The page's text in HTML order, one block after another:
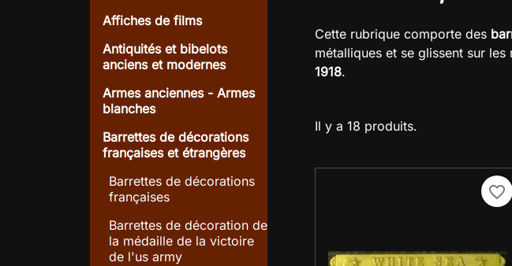
Affiches de films
Antiquités et bibelots
anciens et modernes
Armes anciennes - Armes
blanches
Barrettes de décorations
françaises et étrangères
Barrettes de décorations
françaises
Barrettes de décoration de
la médaille de la victoire
de l'us army
Cette rubrique comporte des
métalliques et se glissent sur les
1918.
Il y a 18 produits.
favorite_border